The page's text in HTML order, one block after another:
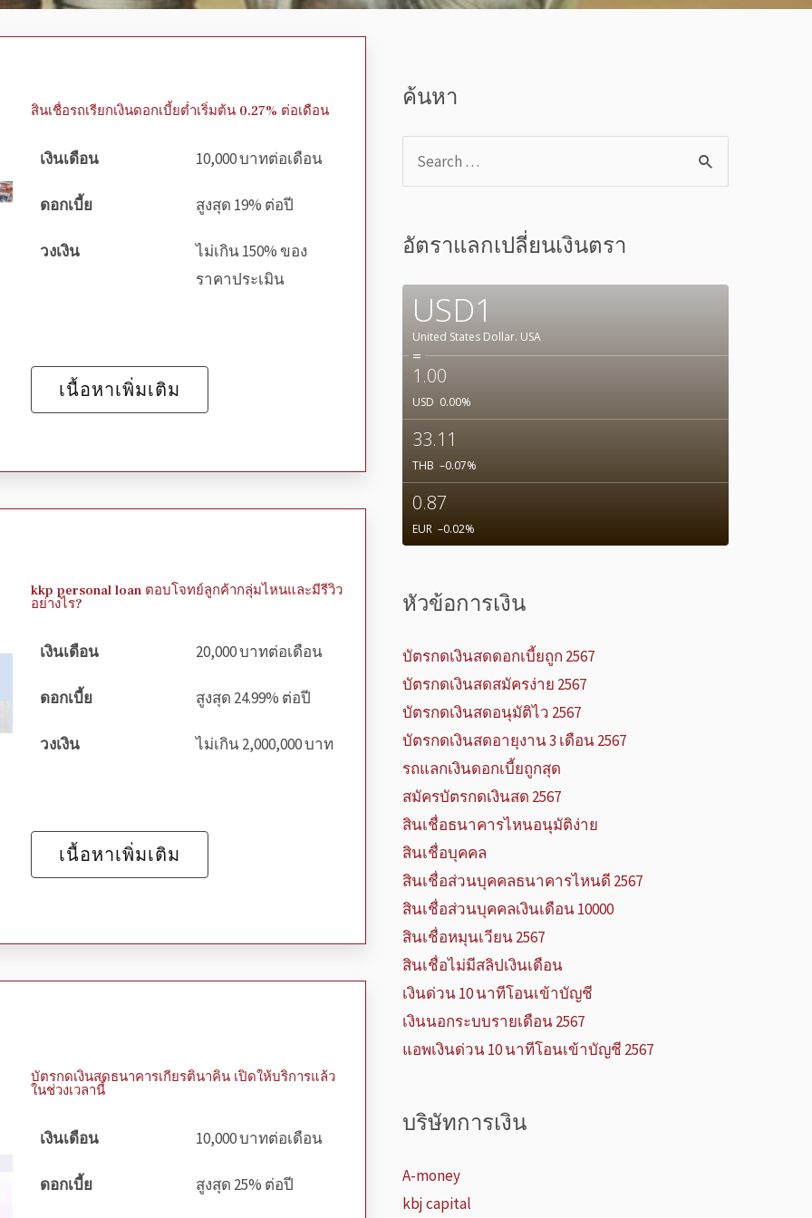
สินเชื่อรถเรียกเงินดอกเบี้ยต่ำเริ่มต้น 0.27% ต่อเดือน
เงินเดือน 10,000 บาทต่อเดือน
ดอกเบี้ย สูงสุด 19% ต่อปี
วงเงิน
ไม่เกิน 150% ของ
ราคาประเมิน
เนื้อหาเพิ่มเติม
kkp personal loan ตอบโจทย์ลูกค้ากลุ่มไหนและมีรีวิว
อย่างไร?
เงินเดือน 20,000 บาทต่อเดือน
ดอกเบี้ย สูงสุด 24.99% ต่อปี
วงเงิน ไม่เกิน 2,000,000 บาท
เนื้อหาเพิ่มเติม
บัตรกดเงินสดธนาคารเกียรตินาคิน เปิดให้บริการแล้ว
ในช่วงเวลานี้
เงินเดือน 10,000 บาทต่อเดือน
ดอกเบี้ย สูงสุด 25% ต่อปี
ค้นหา
อัตราแลกเปลี่ยนเงินตรา
USD1
United States Dollar. USA
=
1.00
USD 0.00%
33.11
THB –0.07%
0.87
EUR –0.02%
หัวข้อการเงิน
บัตรกดเงินสดดอกเบี้ยถูก 2567
บัตรกดเงินสดสมัครง่าย 2567
บัตรกดเงินสดอนุมัติไว 2567
บัตรกดเงินสดอายุงาน 3 เดือน 2567
รถแลกเงินดอกเบี้ยถูกสุด
สมัครบัตรกดเงินสด 2567
สินเชื่อธนาคารไหนอนุมัติง่าย
สินเชื่อบุคคล
สินเชื่อส่วนบุคคลธนาคารไหนดี 2567
สินเชื่อส่วนบุคคลเงินเดือน 10000
สินเชื่อหมุนเวียน 2567
สินเชื่อไม่มีสลิปเงินเดือน
เงินด่วน 10 นาทีโอนเข้าบัญชี
เงินนอกระบบรายเดือน 2567
แอพเงินด่วน 10 นาทีโอนเข้าบัญชี 2567
บริษัทการเงิน
A-money
kbj capital